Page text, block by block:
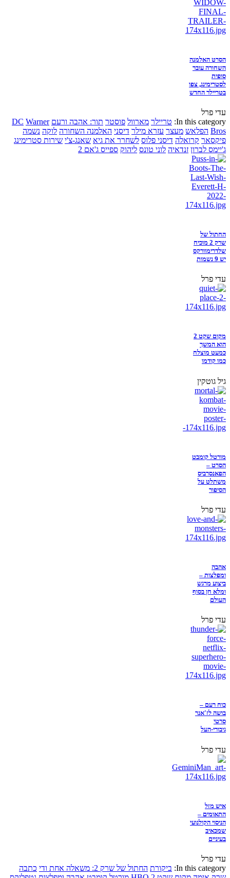
הסרט האלמנה
השחורה עובר
סופית
לסטרימינג, צפו
בטריילר החדש
עדי פרל
In this category: טריילר מארוול פוסטר תור: אהבה ורעם DC Warner
Bros הפלאש מעצר עזרא מילר דיסני האלמנה השחורה לוקה נשמה
פיקסאר קרואלה דיסני פלוס לשחרר את גיא שאנג-צ'י שירות סטרימינג
ג'יימס לברון זנדאיה לוני טונס ליהוק ספייס ג'אם 2
החתול של
שרק 2 מוכיח
שלדרימוורקס
יש 9 נשמות
עדי פרל
מקום שקט 2
הוא המשך
כמעט מוצלח
כמו קודמו
גיל גוטקין
מורטל קומבט
הסרט –
הפאנסרביס
משתלט על
הסיפור
עדי פרל
אהבה
ומפלצות –
ביצוע מרגש
ומלא חן בסוף
העולם
עדי פרל
כוח רעם –
בושה לז'אנר
סרטי
גיבורי-העל
עדי פרל
איש מזל
התאומים –
הניסוי הקולנועי
שמכאיב
בעיניים
עדי פרל
In this category: ביקורת החתול של שרק 2: משאלה אחת ודי
כתבה